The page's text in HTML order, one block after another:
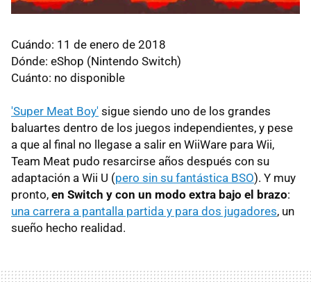
Cuándo: 11 de enero de 2018
Dónde: eShop (Nintendo Switch)
Cuánto: no disponible
'Super Meat Boy' sigue siendo uno de los grandes
baluartes dentro de los juegos independientes, y pese
a que al final no llegase a salir en WiiWare para Wii,
Team Meat pudo resarcirse años después con su
adaptación a Wii U (pero sin su fantástica BSO). Y muy
pronto, en Switch y con un modo extra bajo el brazo:
una carrera a pantalla partida y para dos jugadores, un
sueño hecho realidad.